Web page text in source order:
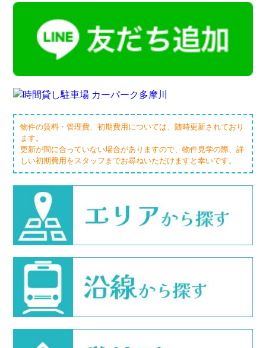
物件の賃料・管理費、初期費用については、随時更新されており
ます。
更新が間に合っていない場合がありますので、物件見学の際、詳
しい初期費用をスタッフまでお尋ねいただけますと幸いです。